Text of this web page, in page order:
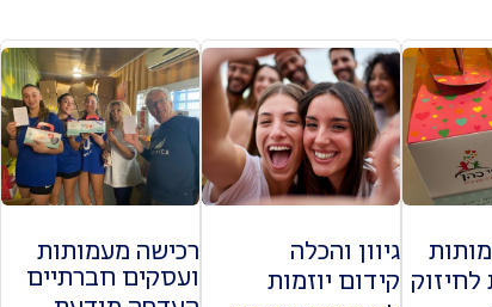
לחיזוק
גיוון והכלה
קידום יוזמות
רכישה מעמותות
ועסקים חברתיים